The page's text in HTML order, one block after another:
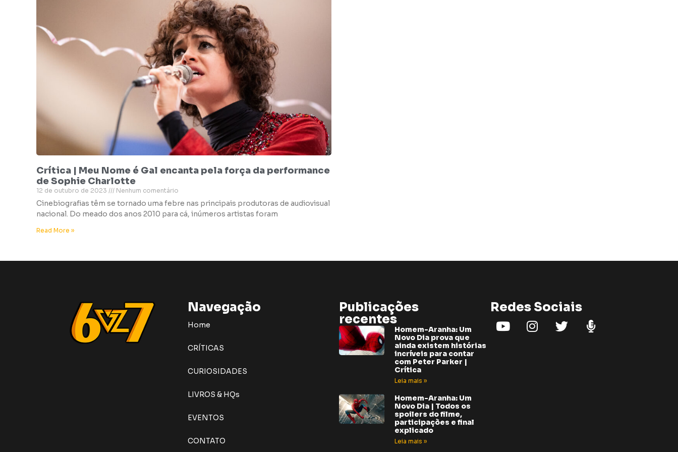
Crítica | Meu Nome é Gal encanta pela força da performance
de Sophie Charlotte
12 de outubro de 2023 Nenhum comentário
Cinebiografias têm se tornado uma febre nas principais produtoras de audiovisual
nacional. Do meado dos anos 2010 para cá, inúmeros artistas foram
Read More »
Navegação
Home
CRÍTICAS
CURIOSIDADES
LIVROS & HQs
EVENTOS
CONTATO
Publicações
recentes
Homem-Aranha: Um
Novo Dia prova que
ainda existem histórias
incríveis para contar
com Peter Parker |
Crítica
Leia mais »
Homem-Aranha: Um
Novo Dia | Todos os
spoilers do filme,
participações e final
explicado
Leia mais »
Redes Sociais